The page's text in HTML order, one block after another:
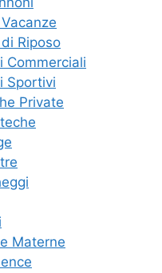
Riposo
Commerciali
Sportivi
Private
Materne